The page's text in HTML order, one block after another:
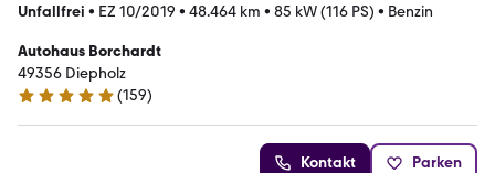
Unfallfrei • EZ 10/2019 • 48.464 km • 85 kW (116 PS) • Benzin
Autohaus Borchardt
49356 Diepholz
5 Sterne
(159)
Kontakt Parken